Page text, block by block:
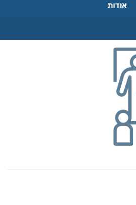
אודות